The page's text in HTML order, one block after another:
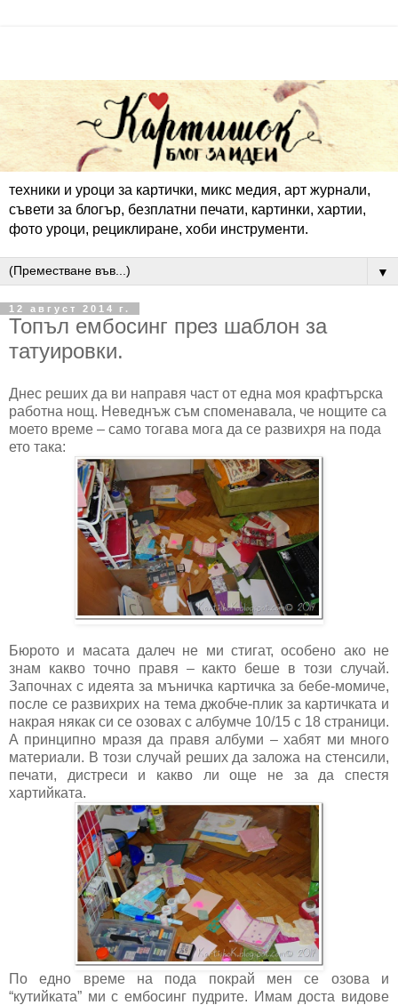
техники и уроци за картички, микс медия, арт журнали,
съвети за блогър, безплатни печати, картинки, хартии,
фото уроци, рециклиране, хоби инструменти.
▼
12 август 2014 г.
Топъл ембосинг през шаблон за
татуировки.
Днес реших да ви направя част от една моя крафтърска
работна нощ. Неведнъж съм споменавала, че нощите са
моето време – само тогава мога да се развихря на пода
ето така:
Бюрото и масата далеч не ми стигат, особено ако не
знам какво точно правя – както беше в този случай.
Започнах с идеята за мъничка картичка за бебе-момиче,
после се развихрих на тема джобче-плик за картичката и
накрая някак си се озовах с албумче 10/15 с 18 страници.
А принципно мразя да правя албуми – хабят ми много
материали. В този случай реших да заложа на стенсили,
печати, дистреси и какво ли още не за да спестя
хартийката.
По едно време на пода покрай мен се озова и
“кутийката” ми с ембосинг пудрите. Имам доста видове